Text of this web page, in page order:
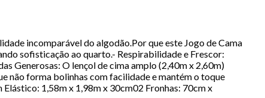
incomparável do algodão.Por que este Jogo de Cama
sofisticação ao quarto.- Respirabilidade e Frescor:
Generosas: O lençol de cima amplo (2,40m x 2,60m)
não forma bolinhas com facilidade e mantém o toque
1,58m x 1,98m x 30cm02 Fronhas: 70cm x